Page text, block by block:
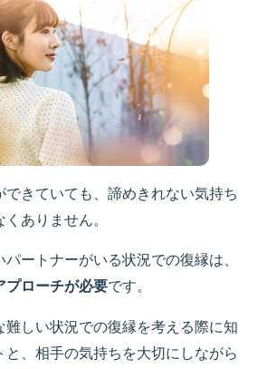
できていても、諦めきれない気持ち
ありません。
ートナーがいる状況での復縁は、
プローチが必要です。
難しい状況での復縁を考える際に知
と、相手の気持ちを大切にしながら